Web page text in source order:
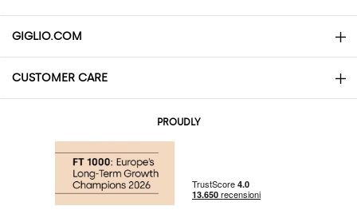
GIGLIO.COM
About
Community Store
CUSTOMER CARE
Resi e Rimborsi
PROUDLY